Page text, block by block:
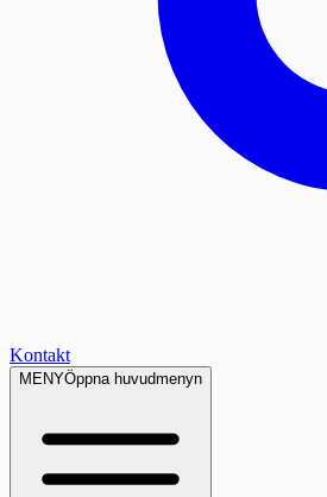
Kontakt
MENYÖppna huvudmenyn